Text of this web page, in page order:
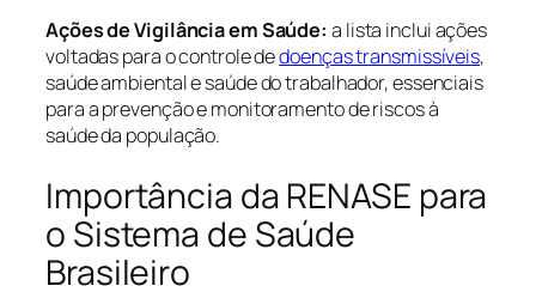
Ações de Vigilância em Saúde: a lista inclui ações
voltadas para o controle dedoenças transmissíveis,
saúde ambiental e saúde do trabalhador, essenciais
para a prevenção e monitoramento de riscos à
saúde da população.
Importância da RENASE para
o Sistema de Saúde
Brasileiro